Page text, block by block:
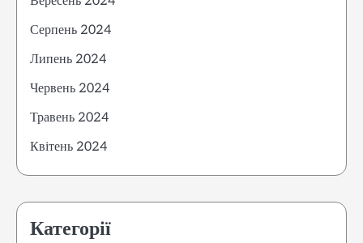
Серпень 2024
Липень 2024
Червень 2024
Травень 2024
Квітень 2024
Категорії